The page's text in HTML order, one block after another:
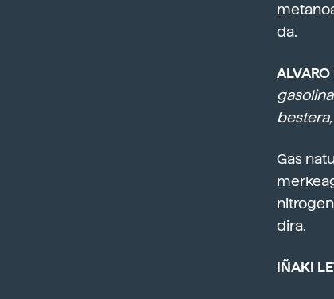
da.
ALVARO
Gas
dira.
IÑAKI